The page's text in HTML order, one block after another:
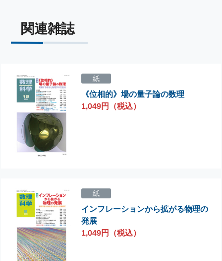
関連雑誌
紙
《位相的》場の量子論の数理
1,049円（税込）
紙
インフレーションから拡がる物理の
発展
1,049円（税込）